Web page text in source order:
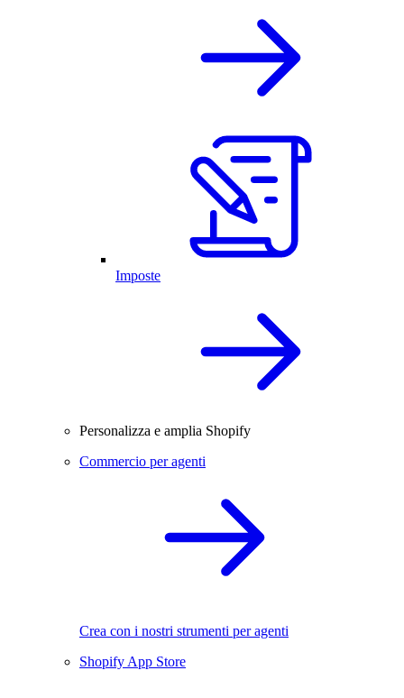
Imposte
Personalizza e amplia Shopify
Commercio per agenti
Crea con i nostri strumenti per agenti
Shopify App Store